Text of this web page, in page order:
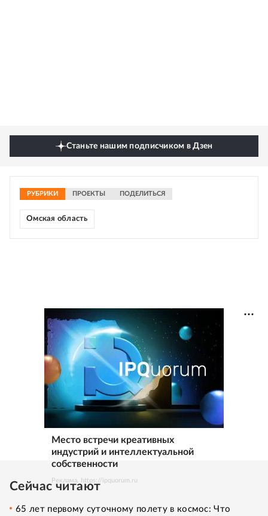
Станьте нашим подписчиком в Дзен
РУБРИКИ ПРОЕКТЫ ПОДЕЛИТЬСЯ
Омская область
Место встречи креативных
индустрий и интеллектуальной
собственности
Реклама. https://ipquorum.ru
Сейчас читают
65 лет первому суточному полету в космос: Что